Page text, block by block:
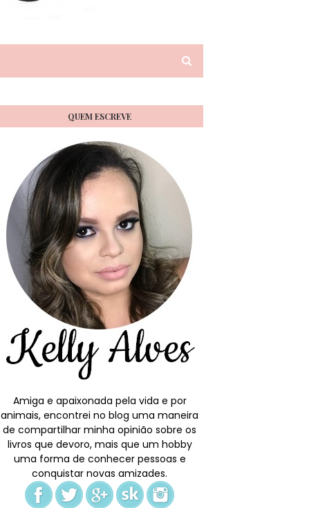
QUEM ESCREVE
Amiga e apaixonada pela vida e por
animais, encontrei no blog uma maneira
de compartilhar minha opinião sobre os
livros que devoro, mais que um hobby
uma forma de conhecer pessoas e
conquistar novas amizades.